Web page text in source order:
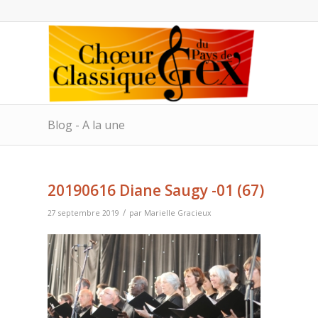
Blog - A la une
20190616 Diane Saugy -01 (67)
27 septembre 2019 / par Marielle Gracieux